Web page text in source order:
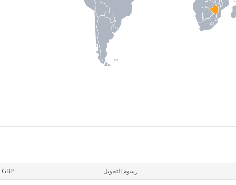
رسوم التحويل GBP